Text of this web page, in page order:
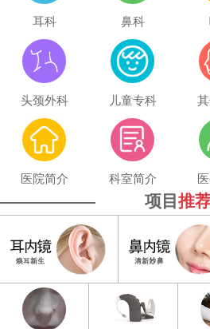
耳科 鼻科
头颈外科 儿童专科
医院简介 科室简介
项目 推